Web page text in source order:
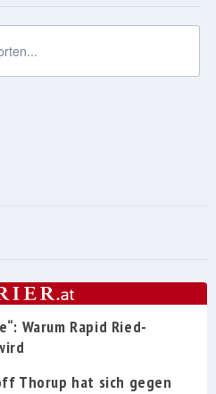
Warum Rapid Ried-
Thorup hat sich gegen